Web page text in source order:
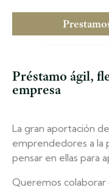
Préstamo ágil,
empresa
La gran aportación
emprendedores a la
pensar en ellas para
Queremos colaborar